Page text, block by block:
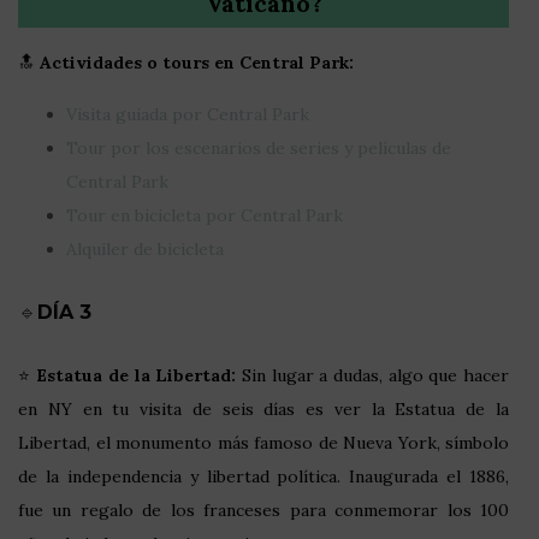
🔝 Actividades o tours en Central Park:
🔹 DÍA 3
⭐ Estatua de la Libertad: Sin lugar a dudas, algo que hacer
en NY en tu visita de seis días es ver la Estatua de la
Libertad, el monumento más famoso de Nueva York, símbolo
de la independencia y libertad política. Inaugurada el 1886,
fue un regalo de los franceses para conmemorar los 100